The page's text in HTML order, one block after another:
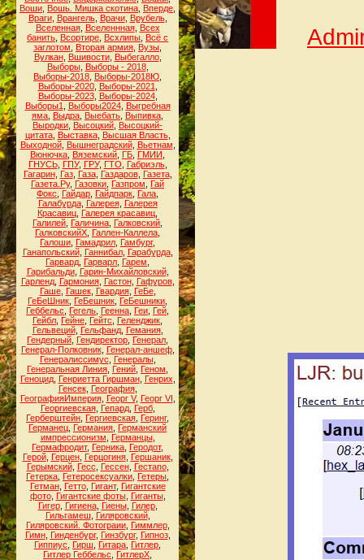
Воши Вошь. Мишка скотина Вперде
Враги, Врангель, Врачи, Врубель,
Вселенная, Вселеннная, Всех
банить Всортире Всхлипы Всё с
заглотом
Вторая армия Вузы
Вулкан, Вшивости, Выбегалло,
Выборы, Выборы - 2018,
Выборы-2018 Выборы-2018Ю
Выборы-2020, Выборы-2021
Выборы-2023, Выборы-2024,
Выборы1
Выборы2024, Выгребная
яма Выдра Выебать Выпивка
Выродки Высоцкий Высоцкий-
цитата, Выставка, Высшая Власть,
Выходной, Вышнеградский, Вьетнам
Вюнючка Вяземский ГБ ГМИИ
ГНУСЬ, ГПУ, ГРУ, ГТО Габриэль,
Гагарин, Газ, Газа, Газдаров, Газета,
Газета.Ру, Газовки Газпром
Гай
Фокс
Гайдар Гайдпарк Гала
Галабурда, Галерея, Галерея
Красавиц Галерея красавиц
Галилей Галичина Галковский
ГалковскийХ Галлен-Каллела
Галоши Гамадрил Гамбург,
Ганапольский, Ганнибал, Гарабурда,
Гарвард Гарварл Гарем
Гарибальди, Гарин-Михайловский,
Гарленд, Гармония, Гастон, Гафуров,
Гаше, Гашек, Гвардия, ГеБе,
ГеБеШник ГеБешник ГеБешники
Геббельс
Гегель Геенна Геи Гей
Гейбл Гейне Гейтс Геленджик
Гельвеций, Гельфанд, Гемания,
Гендерный Гендиректор Генерал
Генерал-Полковник, Генерал-аншеф,
Генералиссимус
Генералы,
Генеральная Линия Гений Геном
Геноцид, Генриетта Гиршман, Генрих
Генсек, География,
ГеографияИмперия, Георг V, Георг VI
Георгиевская, Гепард, Герб,
Герберштейн Гергиевская Геринг,
Германец Германия Германский
импрессионизм
Германцы,
Гермафродит, Герника Геродот,
Герой, Герцен, Герцогиня, Гершаник,
Герымский, Гесс Гессен, Гестапо,
Гетерка Гетеросексуалки Гетеры
Гетман, Гетто, Гигант, Гигантские
фото, Гигантские фоты, Гиганты,
Гигер, Гигиена, Гиены, Гилер,
Гильгамеш
Гиляровский,
Гиляровский. Фотограии, Гиммлер,
Гимн, Гинденбург, Гинзбург, Гипноз,
Гиппиус
Гирш Гитара Гитлер
Гитлер Геббельс
ГитлерХ